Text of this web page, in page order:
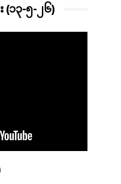
၁၃-၅-၂၆)